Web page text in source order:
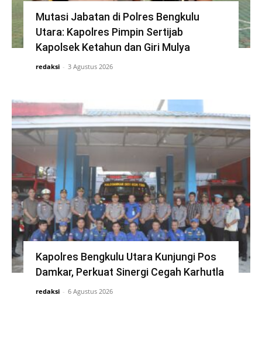
Mutasi Jabatan di Polres Bengkulu
Utara: Kapolres Pimpin Sertijab
Kapolsek Ketahun dan Giri Mulya
redaksi - 3 Agustus 2026
Kapolres Bengkulu Utara Kunjungi Pos
Damkar, Perkuat Sinergi Cegah Karhutla
redaksi - 6 Agustus 2026